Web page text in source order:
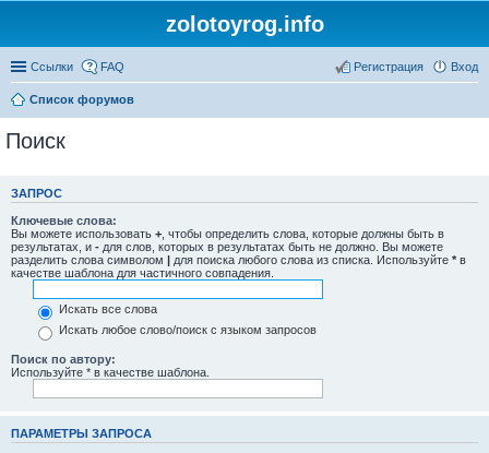
zolotoyrog.info
Ссылки FAQ Вход
Регистрация
Список форумов
Поиск
ЗАПРОС
Ключевые слова:
Вы можете использовать + , чтобы определить слова, которые должны быть в
результатах, и - для слов, которых в результатах быть не должно. Вы можете
разделить слова символом | для поиска любого слова из списка. Используйте * в
качестве шаблона для частичного совпадения.
Искать все слова
Искать любое слово/поиск с языком запросов
Поиск по автору:
Используйте * в качестве шаблона.
ПАРАМЕТРЫ ЗАПРОСА